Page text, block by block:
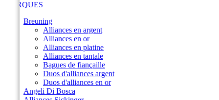
MARQUES
Breuning
Alliances en argent
Alliances en or
Alliances en platine
Alliances en tantale
Bagues de fiançaille
Duos d'alliances argent
Duos d'alliances en or
Angeli Di Bosca